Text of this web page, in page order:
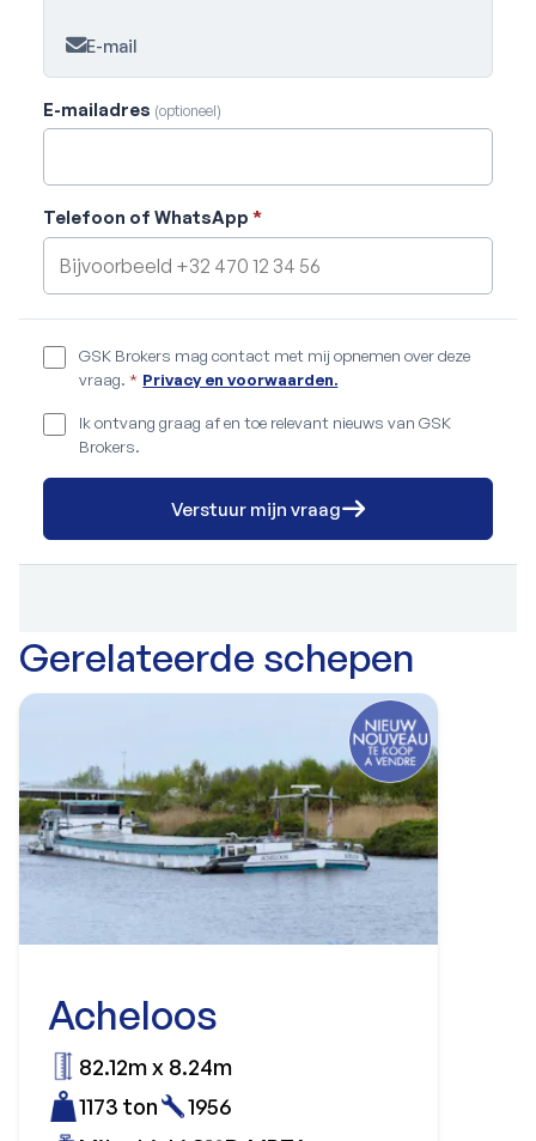
E-mail
E-mailadres (optioneel)
Telefoon of WhatsApp *
GSK Brokers mag contact met mij opnemen over deze
vraag.* Privacy en voorwaarden.
Ik ontvang graag af en toe relevant nieuws van GSK
Brokers.
Verstuur mijn vraag
Gerelateerde schepen
Acheloos
82.12m x 8.24m
1173 ton
1956